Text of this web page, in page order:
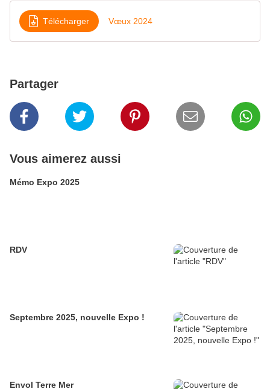
Télécharger Vœux 2024
Partager
Vous aimerez aussi
Mémo Expo 2025
RDV
Septembre 2025, nouvelle Expo !
Envol Terre Mer